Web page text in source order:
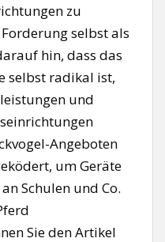
zu
selbst als
hin, dass das
selbst radikal ist,
und
Angeboten
um Geräte
Schulen und Co.
Sie den Artikel